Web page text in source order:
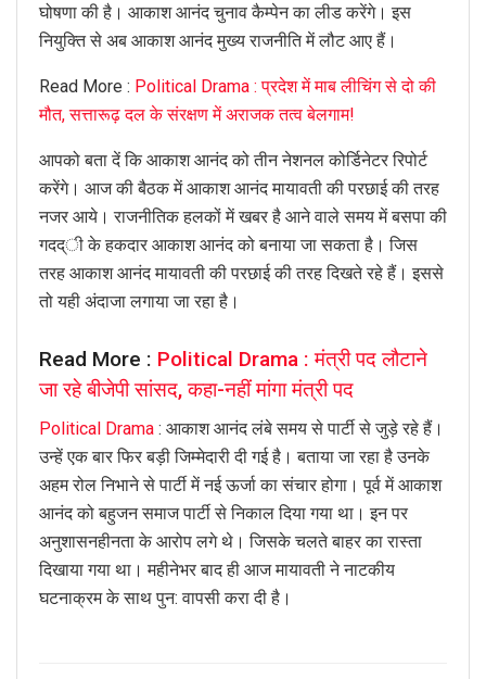
घोषणा की है। आकाश आनंद चुनाव कैम्पेन का लीड करेंगे। इस
नियुक्ति से अब आकाश आनंद मुख्य राजनीति में लौट आए हैं।
Read More : Political Drama : प्रदेश में माब लीचिंग से दो की
मौत, सत्तारूढ़ दल के संरक्षण में अराजक तत्व बेलगाम!
आपको बता दें कि आकाश आनंद को तीन नेशनल कोर्डिनेटर रिपोर्ट
करेंगे। आज की बैठक में आकाश आनंद मायावती की परछाई की तरह
नजर आये। राजनीतिक हलकों में खबर है आने वाले समय में बसपा की
गदद्ी के हकदार आकाश आनंद को बनाया जा सकता है। जिस
तरह आकाश आनंद मायावती की परछाई की तरह दिखते रहे हैं। इससे
तो यही अंदाजा लगाया जा रहा है।
Read More : Political Drama : मंत्री पद लौटाने
जा रहे बीजेपी सांसद, कहा-नहीं मांगा मंत्री पद
Political Drama : आकाश आनंद लंबे समय से पार्टी से जुड़े रहे हैं।
उन्हें एक बार फिर बड़ी जिम्मेदारी दी गई है। बताया जा रहा है उनके
अहम रोल निभाने से पार्टी में नई ऊर्जा का संचार होगा। पूर्व में आकाश
आनंद को बहुजन समाज पार्टी से निकाल दिया गया था। इन पर
अनुशासनहीनता के आरोप लगे थे। जिसके चलते बाहर का रास्ता
दिखाया गया था। महीनेभर बाद ही आज मायावती ने नाटकीय
घटनाक्रम के साथ पुन: वापसी करा दी है।